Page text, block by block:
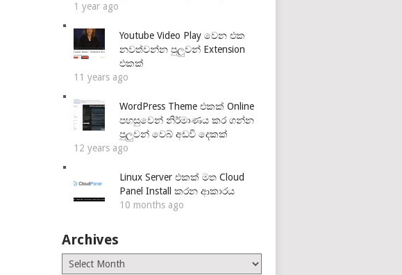
1 year ago
Youtube Video Play වෙන එක
නවත්වන්න පුලුවන් Extension
එකක්
11 years ago
WordPress Theme එකක් Online
පහසුවෙන් නිර්මාණය කර ගන්න
පුලුවන් වෙබ් අඩවි දෙකක්
12 years ago
Linux Server එකක් මත Cloud
Panel Install කරන ආකාරය
10 months ago
Archives
Archives